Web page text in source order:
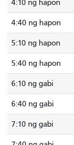
4:10 ng hapon
4:40 ng hapon
5:10 ng hapon
5:40 ng hapon
6:10 ng gabi
6:40 ng gabi
7:10 ng gabi